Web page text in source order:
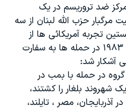
ایران
ضد تروریسم در یک
حزب الله لبنان از سه
تجربه آمریکائی ها از
بدنهادی این گروه در سال ۱۹۸۳ در حمله ها به سفارت
آشکار شد:
این گروه در حمله با بمب در
شهروند بلغار را کشتند،
آذربایجان، مصر ، تایلند،